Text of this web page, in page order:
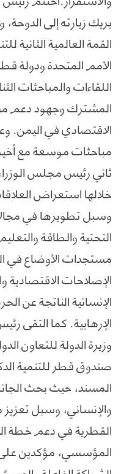
بريك زيارته إلى
القمة العالمية الثانية
الأمم المتحدة ودولة
اللقاءات والمباحثات
المشترك وجهود دعم
الاقتصادي في اليمن.
مباحثات موسعة مع
ثاني رئيس مجلس
خلالها استعراض
وسبل تطويرها في
التحتية والطاقة
مستجدات الأوضاع في
الإصلاحات الاقتصادية
الإنسانية الناتجة عن
الإرهابية. كما التقى
وزيرة الدولة للتعاون
صندوق قطر للتنمية
المسند، حيث بحث
والإنساني، وسبل
القطرية في دعم خطة
المؤسسي، مؤكدين